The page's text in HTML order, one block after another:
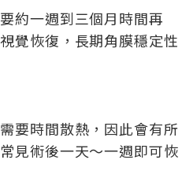
約一週到三個月時間再
覺恢復，長期角膜穩定性
要時間散熱，因此會有所
見術後一天～一週即可恢